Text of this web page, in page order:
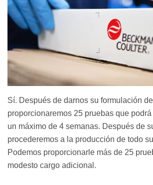
Sí. Después de darnos su formulación
proporcionaremos 25 pruebas que
un máximo de 4 semanas. Después de
procederemos a la producción de todo
Podemos proporcionarle más de 25
modesto cargo adicional.